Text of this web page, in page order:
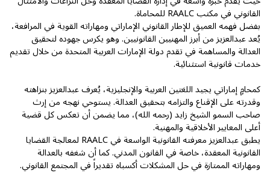
القانوني في مكتب RAALC للمحاماة.
بفضل فهمه العميق للإطار القانوني الإماراتي ومهاراته القوية في المرافعة،
يُعد عبدالعزيز من أبرز المهنيين القانونيين. وهو يكرس جهوده لتحقيق
العدالة والمساهمة في تقدم دولة الإمارات العربية المتحدة من خلال تقديم
خدمات قانونية استثنائية.
كمحامٍ إماراتي يجيد اللغتين العربية والإنجليزية، يُعرف عبدالعزيز بنزاهته
وقدرته على الإقناع والتزامه بتحقيق العدالة. يستوحي نهجه من إرث
صاحب السمو الشيخ زايد (رحمه الله)، مما يضمن أن تعكس كل قضية
أعلى المعايير الأخلاقية والمهنية.
يطبق عبدالعزيز معرفته القانونية الواسعة في RAALC لمعالجة القضايا
القانونية المعقدة، خاصة في القانون المدني. كما أن شغفه بالعدالة
ومهاراته الممتازة في حل المشكلات أكسباه تقديراً في المجتمع القانوني.